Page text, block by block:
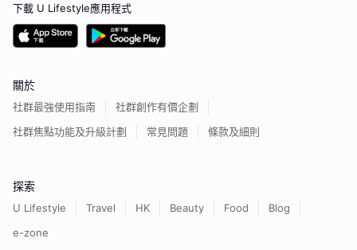
下載 U Lifestyle應用程式
關於
社群最強使用指南
社群創作有價企劃
社群焦點功能及升級計劃
常見問題 條款及細則
探索
U Lifestyle Travel HK Beauty Food
Blog
e-zone